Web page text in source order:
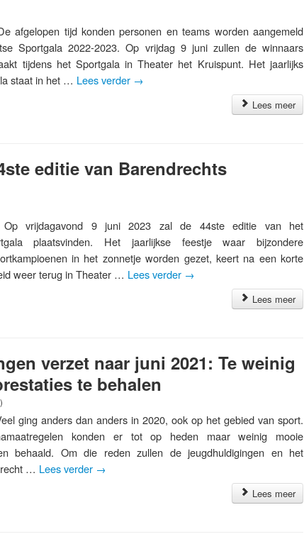
afgelopen tijd konden personen en teams worden aangemeld
Sportgala 2022-2023. Op vrijdag 9 juni zullen de winnaars
tijdens het Sportgala in Theater het Kruispunt. Het jaarlijks
staat in het … Lees verder →
Lees meer
editie van Barendrechts
Op vrijdagavond 9 juni 2023 zal de 44ste editie van het
plaatsvinden. Het jaarlijkse feestje waar bijzondere
in het zonnetje worden gezet, keert na een korte
weer terug in Theater … Lees verder →
Lees meer
verzet naar juni 2021: Te weinig
te behalen
ging anders dan anders in 2020, ook op het gebied van sport.
konden er tot op heden maar weinig mooie
behaald. Om die reden zullen de jeugdhuldigingen en het
… Lees verder →
Lees meer